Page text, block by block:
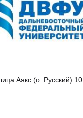
Аякс (о. Русский) 10